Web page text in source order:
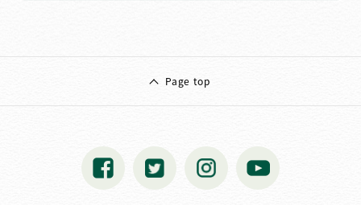
Page top